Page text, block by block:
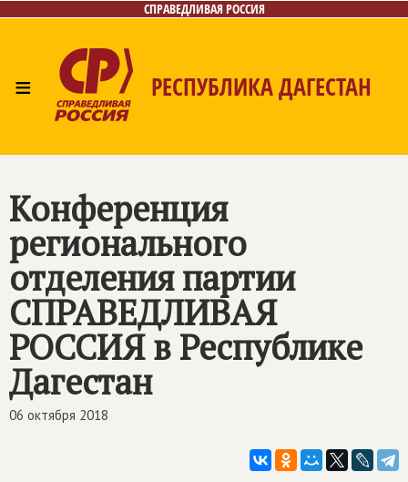
СПРАВЕДЛИВАЯ РОССИЯ
≡ РЕСПУБЛИКА ДАГЕСТАН
Конференция
регионального
отделения партии
СПРАВЕДЛИВАЯ
РОССИЯв Республике
Дагестан
06 октября 2018